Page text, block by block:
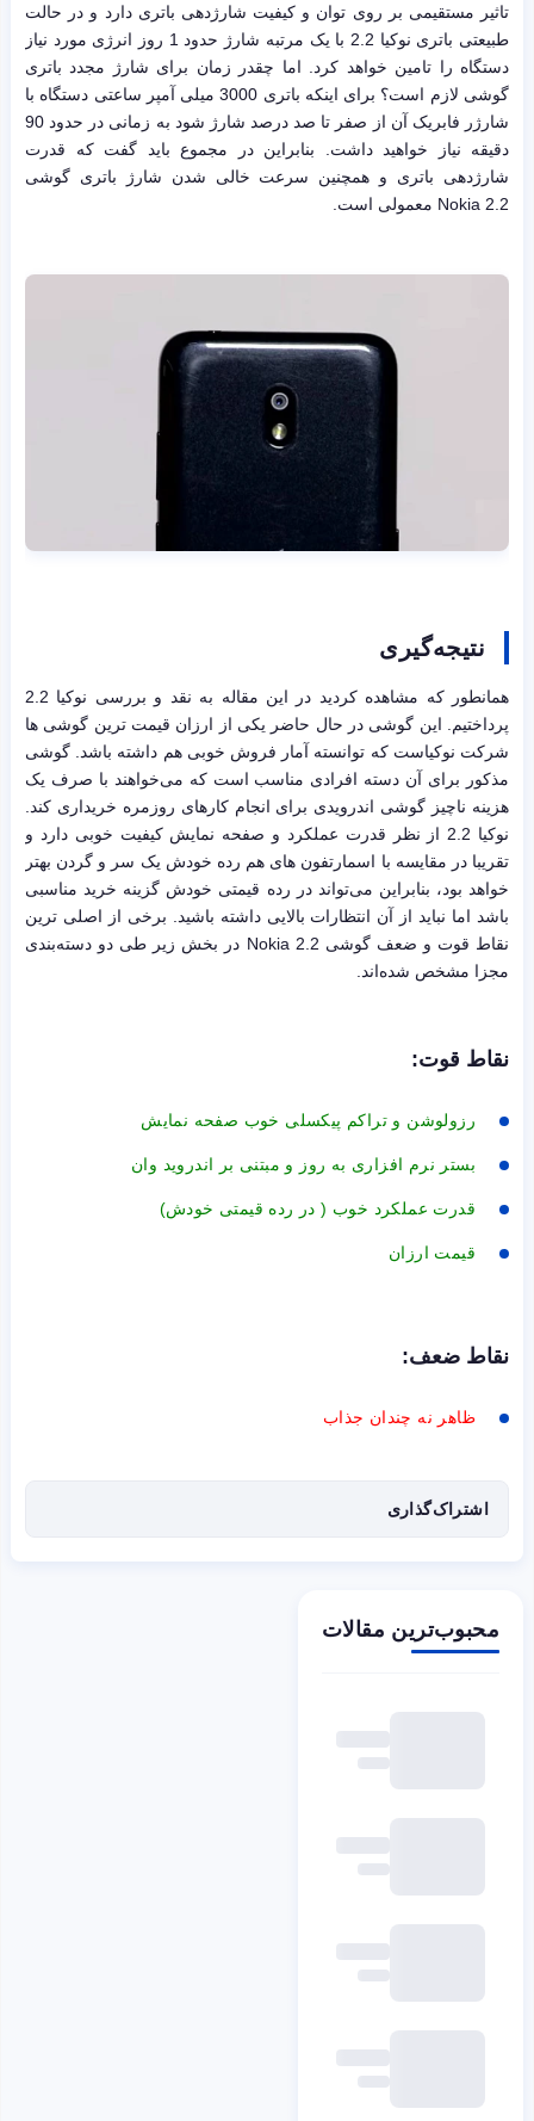
تاثیر مستقیمی بر روی توان و کیفیت شارژدهی باتری دارد و در حالت
طبیعتی باتری نوکیا 2.2 با یک مرتبه شارژ حدود 1 روز انرژی مورد نیاز
دستگاه را تامین خواهد کرد. اما چقدر زمان برای شارژ مجدد باتری
گوشی لازم است؟ برای اینکه باتری 3000 میلی آمپر ساعتی دستگاه با
شارژر فابریک آن از صفر تا صد درصد شارژ شود به زمانی در حدود 90
دقیقه نیاز خواهید داشت. بنابراین در مجموع باید گفت که قدرت
شارژدهی باتری و همچنین سرعت خالی شدن شارژ باتری گوشی
Nokia 2.2 معمولی است.
نتیجه‌گیری
همانطور که مشاهده کردید در این مقاله به نقد و بررسی نوکیا 2.2
پرداختیم. این گوشی در حال حاضر یکی از ارزان قیمت ترین گوشی ها
شرکت نوکیاست که توانسته آمار فروش خوبی هم داشته باشد. گوشی
مذکور برای آن دسته افرادی مناسب است که می‌خواهند با صرف یک
هزینه ناچیز گوشی اندرویدی برای انجام کارهای روزمره خریداری کند.
نوکیا 2.2 از نظر قدرت عملکرد و صفحه نمایش کیفیت خوبی دارد و
تقریبا در مقایسه با اسمارتفون های هم رده خودش یک سر و گردن بهتر
خواهد بود، بنابراین می‌تواند در رده قیمتی خودش گزینه خرید مناسبی
باشد اما نباید از آن انتظارات بالایی داشته باشید. برخی از اصلی ترین
نقاط قوت و ضعف گوشی Nokia 2.2 در بخش زیر طی دو دسته‌بندی
مجزا مشخص شده‌اند.
نقاط قوت:
رزولوشن و تراکم پیکسلی خوب صفحه نمایش
بستر نرم افزاری به روز و مبتنی بر اندروید وان
قدرت عملکرد خوب ( در رده قیمتی خودش)
قیمت ارزان
نقاط ضعف:
ظاهر نه چندان جذاب
اشتراک‌گذاری
محبوب‌ترین مقالات